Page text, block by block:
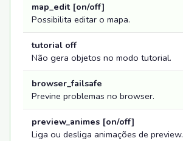
map_edit [on/off]
Possibilita editar o mapa.
tutorial off
Não gera objetos no modo tutorial.
browser_failsafe
Previne problemas no browser.
preview_animes [on/off]
Liga ou desliga animações de preview.